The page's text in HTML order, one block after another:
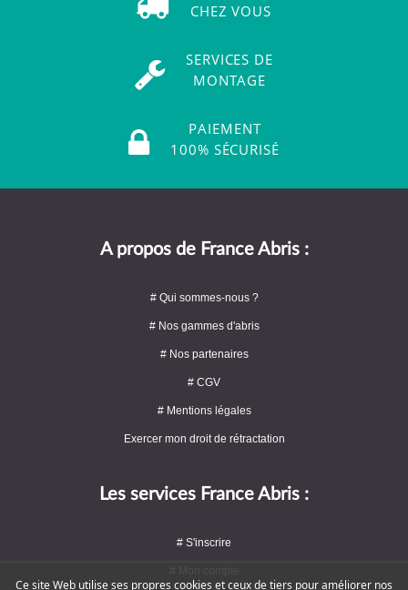
CHEZ VOUS
SERVICES DE
MONTAGE
PAIEMENT
100% SÉCURISÉ
A propos de France Abris :
# Qui sommes-nous ?
# Nos gammes d'abris
# Nos partenaires
# CGV
# Mentions légales
Exercer mon droit de rétractation
Les services France Abris :
# S'inscrire
Ce site Web utilise ses propres cookies et ceux de tiers pour améliorer nos